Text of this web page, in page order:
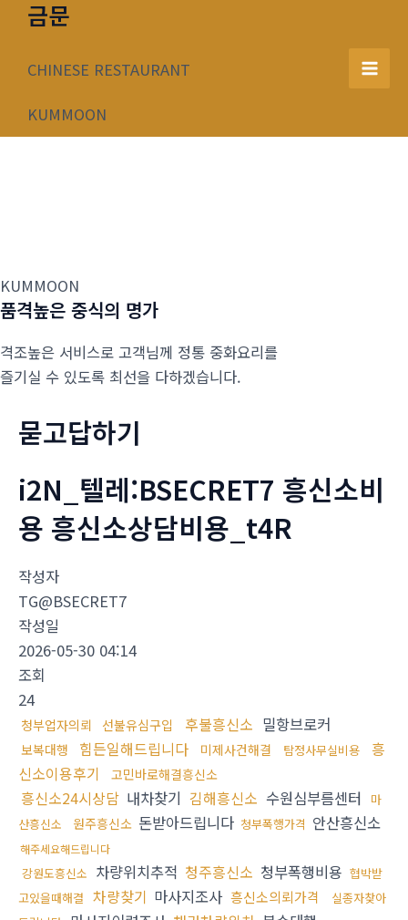
너
금문
CHINESE RESTAURANT
KUMMOON
Main
KUMMOON
품격높은 중식의 명가
격조높은 서비스로 고객님께 정통 중화요리를
즐기실 수 있도록 최선을 다하겠습니다.
묻고답하기
i2N_텔레:BSECRET7 흥신소비
용 흥신소상담비용_t4R
작성자
TG@BSECRET7
작성일
2026-05-30 04:14
조회
24
청부업자의뢰 선불유심구입 후불흥신소 밀항브로커
보복대행 힘든일해드립니다 미제사건해결 탐정사무실비용
흥
신소이용후기
고민바로해결흥신소
흥신소24시상담 내차찾기 김해흥신소 수원심부름센터
마
산흥신소
원주흥신소 돈받아드립니다 청부폭행가격 안산흥신소
해주세요해드립니다
강원도흥신소 차량위치추적 청주흥신소 청부폭행비용 협박받
고있을때해결 차량찾기 마사지조사 흥신소의뢰가격
실종자찾아